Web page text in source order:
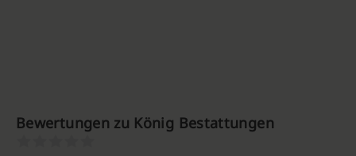
Bewertungen zu König Bestattungen